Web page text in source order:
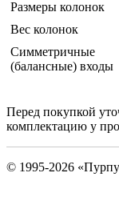
Размеры колонок
Вес колонок
Симметричные
(балансные) входы
Перед покупкой
комплектацию у
© 1995-2026